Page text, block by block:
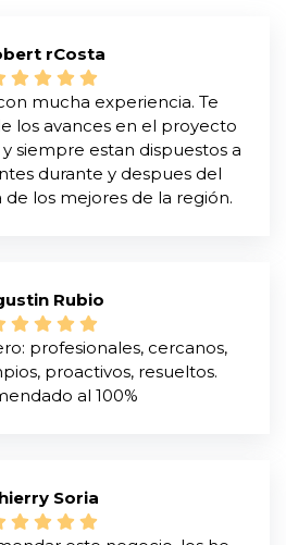
rCosta
mucha experiencia. Te
los avances en el proyecto
siempre estan dispuestos a
durante y despues del
de los mejores de la región.
Rubio
profesionales, cercanos,
proactivos, resueltos.
al 100%
Soria